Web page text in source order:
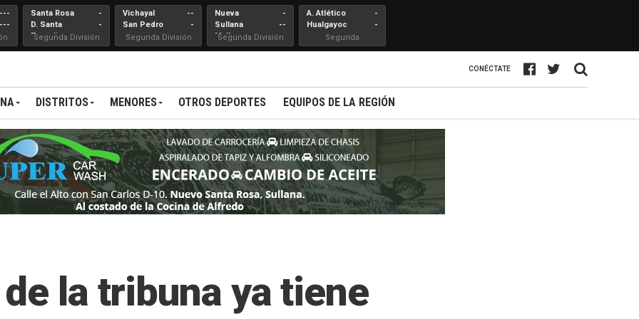
---
---
Santa Rosa
D. Santa
Teresita
-
-
Segunda División
Vichayal
San Pedro
--
-
Segunda División
Nueva
Sullana
Mallares
-
--
Segunda División
A. Atlético
Hualgayoc
-
-
Segunda
Profesional
CONÉCTATE
DISTRITOS MENORES OTROS DEPORTES EQUIPOS DE LA REGIÓN
la tribuna ya tiene